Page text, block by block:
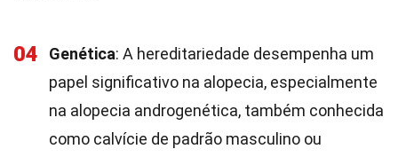
04 Genética: A hereditariedade desempenha um
papel significativo na alopecia, especialmente
na alopecia androgenética, também conhecida
como calvície de padrão masculino ou